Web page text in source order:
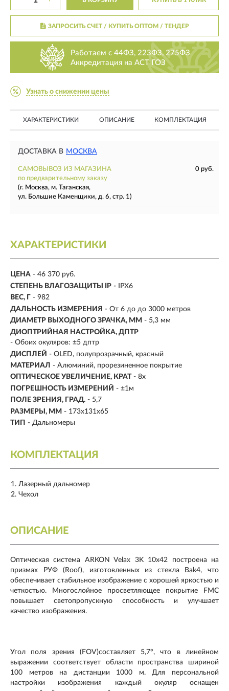
ЗАПРОСИТЬ СЧЕТ / КУПИТЬ ОПТОМ/ ТЕНДЕР
Работаем с 44ФЗ, 223ФЗ, 275ФЗ
Аккредитация на АСТ ГОЗ
Узнать о снижении цены
ХАРАКТЕРИСТИКИ ОПИСАНИЕ КОМПЛЕКТАЦИЯ
ДОСТАВКА В МОСКВА
САМОВЫВОЗ ИЗ МАГАЗИНА
0 руб.
по предварительному заказу
(г. Москва, м. Таганская,
ул. Большие Каменщики, д. 6, стр. 1)
ХАРАКТЕРИСТИКИ
ЦЕНА - 46 370 руб.
CТЕПЕНЬ ВЛАГОЗАЩИТЫ IP - IPX6
ВЕС, Г - 982
ДАЛЬНОСТЬ ИЗМЕРЕНИЯ - От 6 до до 3000 метров
ДИАМЕТР ВЫХОДНОГО ЗРАЧКА, ММ - 5,3 мм
ДИОПТРИЙНАЯ НАСТРОЙКА, ДПТР
- Обоих окуляров: ±5 дптр
ДИСПЛЕЙ - OLED, полупрозрачный, красный
МАТЕРИАЛ - Алюминий, прорезиненное покрытие
ОПТИЧЕСКОЕ УВЕЛИЧЕНИЕ, КРАТ - 8х
ПОГРЕШНОСТЬ ИЗМЕРЕНИЙ - ±1м
ПОЛЕ ЗРЕНИЯ, ГРАД. - 5,7
РАЗМЕРЫ, ММ - 173х131х65
ТИП - Дальномеры
КОМПЛЕКТАЦИЯ
Лазерный дальномер
Чехол
ОПИСАНИЕ
Оптическая система ARKON Velax 3K 10x42 построена на
призмах РУФ (Roof), изготовленных из стекла Bak4, что
обеспечивает стабильное изображение с хорошей яркостью и
четкостью. Многослойное просветляющее покрытие FMC
повышает светопропускную способность и улучшает
качество изображения.
Угол поля зрения (FOV)составляет 5,7°, что в линейном
выражении соответствует области пространства шириной
100 метров на дистанции 1000 м. Для персональной
настройки изображения каждый окуляр оснащен